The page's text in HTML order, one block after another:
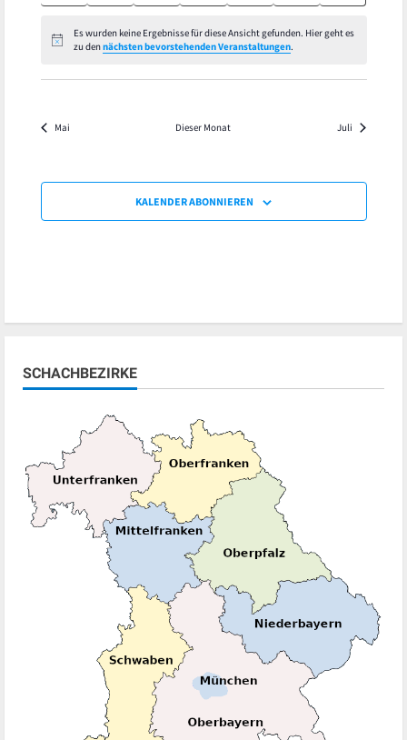
Hinweis
Es wurden keine Ergebnisse für diese Ansicht gefunden. Hier geht es
zu dennächsten bevorstehenden Veranstaltungen.
Mai Dieser Monat Juli
KALENDER ABONNIEREN
SCHACHBEZIRKE